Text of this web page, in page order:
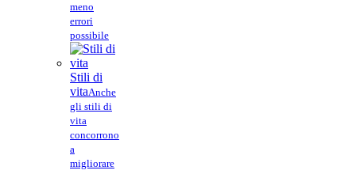
meno
errori
possibile
Stili di
vitaAnche
gli stili di
vita
concorrono
a
migliorare